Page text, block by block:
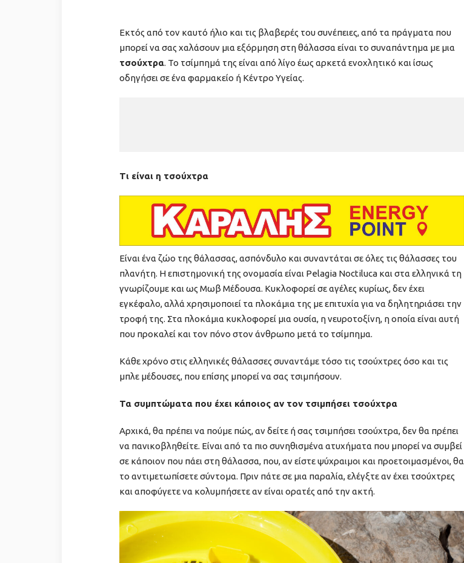
Εκτός από τον καυτό ήλιο και τις βλαβερές του συνέπειες, από τα πράγματα που
μπορεί να σας χαλάσουν μια εξόρμηση στη θάλασσα είναι το συναπάντημα με μια
τσούχτρα. Το τσίμπημά της είναι από λίγο έως αρκετά ενοχλητικό και ίσως
οδηγήσει σε ένα φαρμακείο ή Κέντρο Υγείας.
Τι είναι η τσούχτρα
Είναι ένα ζώο της θάλασσας, ασπόνδυλο και συναντάται σε όλες τις θάλασσες του
πλανήτη. H επιστημονική της ονομασία είναι Pelagia Noctiluca και στα ελληνικά τη
γνωρίζουμε και ως Μωβ Μέδουσα. Κυκλοφορεί σε αγέλες κυρίως, δεν έχει
εγκέφαλο, αλλά χρησιμοποιεί τα πλοκάμια της με επιτυχία για να δηλητηριάσει την
τροφή της. Στα πλοκάμια κυκλοφορεί μια ουσία, η νευροτοξίνη, η οποία είναι αυτή
που προκαλεί και τον πόνο στον άνθρωπο μετά το τσίμπημα.
Κάθε χρόνο στις ελληνικές θάλασσες συναντάμε τόσο τις τσούχτρες όσο και τις
μπλε μέδουσες, που επίσης μπορεί να σας τσιμπήσουν.
Τα συμπτώματα που έχει κάποιος αν τον τσιμπήσει τσούχτρα
Αρχικά, θα πρέπει να πούμε πώς, αν δείτε ή σας τσιμπήσει τσούχτρα, δεν θα πρέπει
να πανικοβληθείτε. Είναι από τα πιο συνηθισμένα ατυχήματα που μπορεί να συμβεί
σε κάποιον που πάει στη θάλασσα, που, αν είστε ψύχραιμοι και προετοιμασμένοι, θα
το αντιμετωπίσετε σύντομα. Πριν πάτε σε μια παραλία, ελέγξτε αν έχει τσούχτρες
και αποφύγετε να κολυμπήσετε αν είναι ορατές από την ακτή.